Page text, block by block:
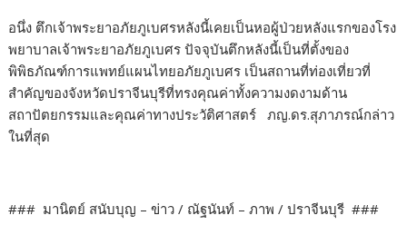
อนึ่ง ตึกเจ้าพระยาอภัยภูเบศรหลังนี้เคยเป็นหอผู้ป่วยหลังแรกของโรง
พยาบาลเจ้าพระยาอภัยภูเบศร ปัจจุบันตึกหลังนี้เป็นที่ตั้งของ
พิพิธภัณฑ์การแพทย์แผนไทยอภัยภูเบศร เป็นสถานที่ท่องเที่ยวที่
สำคัญของจังหวัดปราจีนบุรีที่ทรงคุณค่าทั้งความงดงามด้าน
สถาปัตยกรรมและคุณค่าทางประวัติศาสตร์ ภญ.ดร.สุภาภรณ์กล่าว
ในที่สุด
### มานิตย์ สนับบุญ – ข่าว / ณัฐนันท์ – ภาพ / ปราจีนบุรี ###